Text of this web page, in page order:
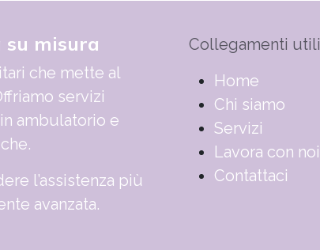
su misura
che mette al
servizi
ambulatorio e
l’assistenza più
avanzata.
Collegamenti utili
​​​​​​​​​​​​​​​​H​o​m​e
Chi siamo
Servizi
Lavora con noi
Contattaci